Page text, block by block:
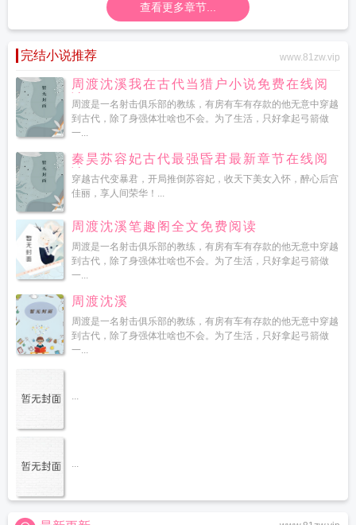
查看更多章节...
完结小说推荐 www.81zw.vip
周渡沈溪我在古代当猎户小说免费在线阅
读
周渡是一名射击俱乐部的教练，有房有车有存款的他无意中穿越
到古代，除了身强体壮啥也不会。为了生活，只好拿起弓箭做
一...
秦昊苏容妃古代最强昏君最新章节在线阅
读
穿越古代变暴君，开局推倒苏容妃，收天下美女入怀，醉心后宫
佳丽，享人间荣华！...
周渡沈溪笔趣阁全文免费阅读
周渡是一名射击俱乐部的教练，有房有车有存款的他无意中穿越
到古代，除了身强体壮啥也不会。为了生活，只好拿起弓箭做
一...
周渡沈溪
周渡是一名射击俱乐部的教练，有房有车有存款的他无意中穿越
到古代，除了身强体壮啥也不会。为了生活，只好拿起弓箭做
一...
...
...